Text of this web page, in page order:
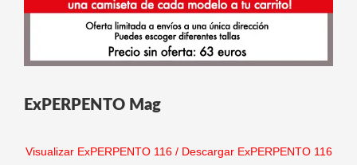
ExPERPENTO Mag
Visualizar ExPERPENTO 116/ Descargar ExPERPENTO 116